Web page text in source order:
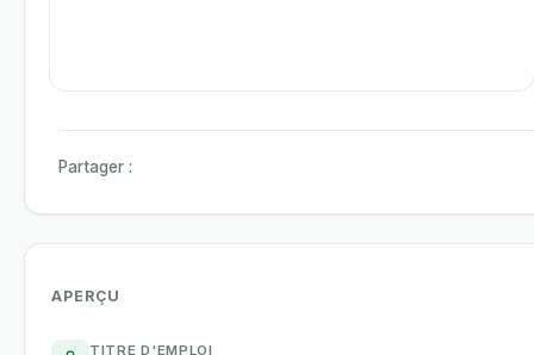
Partager :
APERÇU
TITRE D'EMPLOI